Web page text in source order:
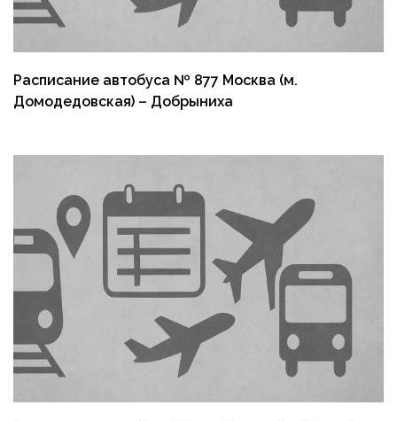
Расписание автобуса № 877 Москва (м.
Домодедовская) – Добрыниха